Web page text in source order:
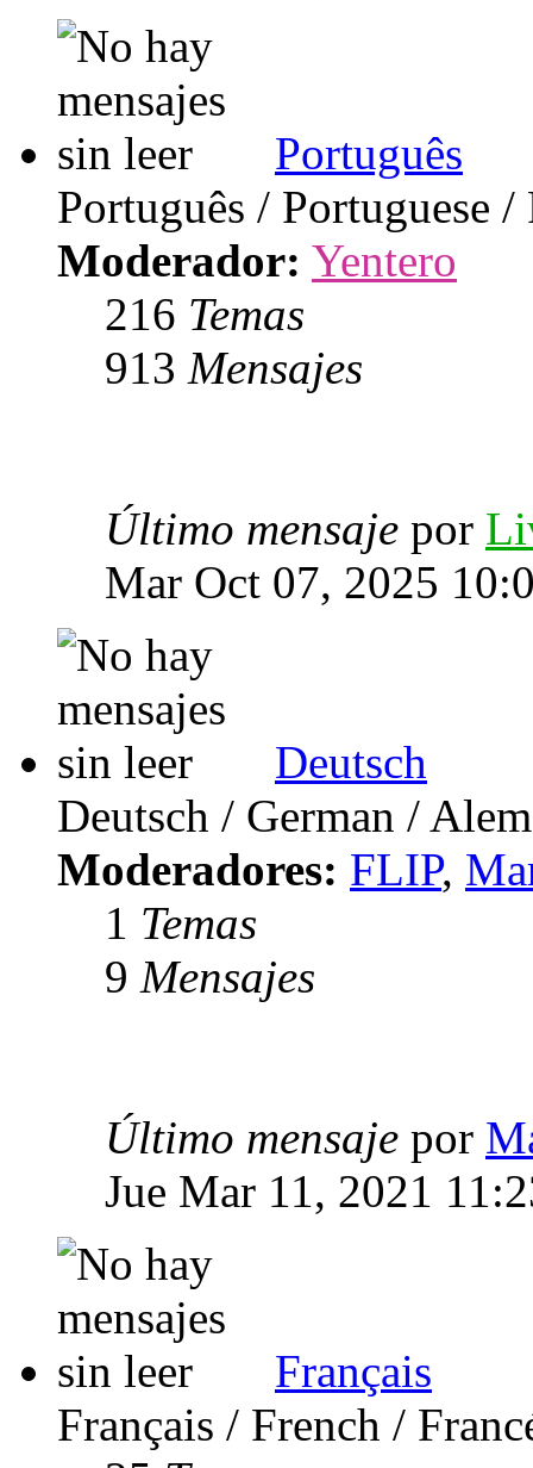
Português
Português / Portuguese /
Moderador: Yentero
216 Temas
913 Mensajes
Último mensaje por
Mar Oct 07, 2025
Deutsch
Deutsch / German /
Moderadores: FLIP,
1 Temas
9 Mensajes
Último mensaje por
Jue Mar 11, 2021
Français
Français / French /